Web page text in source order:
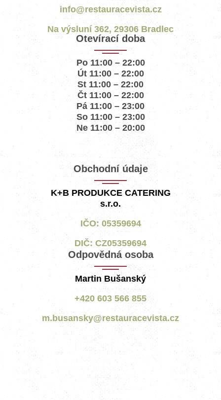
info@restauracevista.cz
Na výsluní 362, 29306 Bradlec
Otevírací doba
Po 11:00 – 22:00
Út 11:00 – 22:00
St 11:00 – 22:00
Čt 11:00 – 22:00
Pá 11:00 – 23:00
So 11:00 – 23:00
Ne 11:00 – 20:00
Obchodní údaje
K+B PRODUKCE CATERING
s.r.o.
IČO: 05359694
DIČ: CZ05359694
Odpovědná osoba
Martin Bušanský
+420 603 566 855
m.busansky@restauracevista.cz